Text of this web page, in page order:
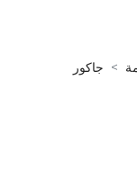
جاكور